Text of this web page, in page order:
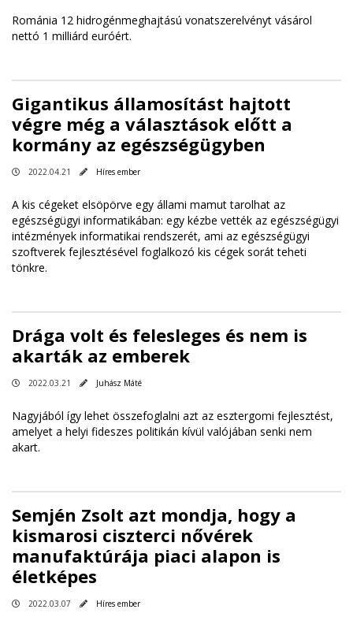
Románia 12 hidrogénmeghajtású vonatszerelvényt vásárol
nettó 1 milliárd euróért.
Gigantikus államosítást hajtott
végre még a választások előtt a
kormány az egészségügyben
2022.04.21 Híres ember
A kis cégeket elsöpörve egy állami mamut tarolhat az
egészségügyi informatikában: egy kézbe vették az egészségügyi
intézmények informatikai rendszerét, ami az egészségügyi
szoftverek fejlesztésével foglalkozó kis cégek sorát teheti
tönkre.
Drága volt és felesleges és nem is
akarták az emberek
2022.03.21 Juhász Máté
Nagyjából így lehet összefoglalni azt az esztergomi fejlesztést,
amelyet a helyi fideszes politikán kívül valójában senki nem
akart.
Semjén Zsolt azt mondja, hogy a
kismarosi ciszterci nővérek
manufaktúrája piaci alapon is
életképes
2022.03.07 Híres ember